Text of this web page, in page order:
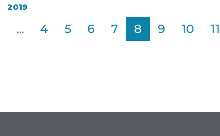
2019
... 4 5 6 7 8 9 10 11